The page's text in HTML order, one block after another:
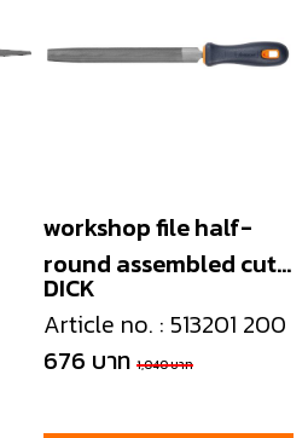
DICK
workshop file half-
round assembled cut
2
Article no. : 513201 200
676 บาท 1,040 บาท